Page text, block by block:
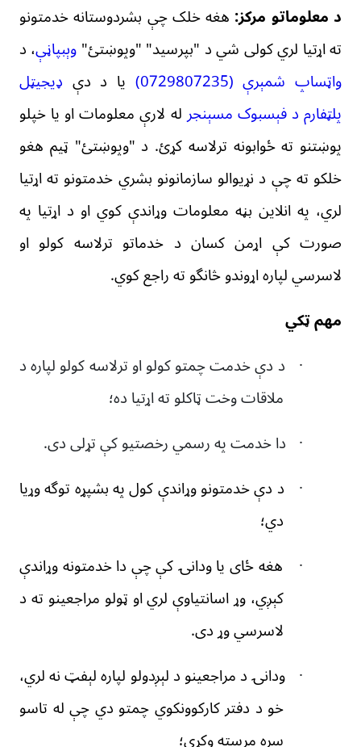
د معلوماتو مرکز: هغه خلک چې بشردوستانه خدمتونو
ته اړتیا لري کولی شي د "بپرسید" "وپوښتئ"وېبپاڼې،د
واټساپ شمېرې (0729807235)
یا د دې ډیجیټل
پلټفارم د فېسبوک مسېنجرله لارېمعلومات او یا خپلو
پوښتنو ته ځوابونه ترلاسه کړئ. د "وپوښتئ" ټیم هغو
خلکو ته چې د نړیوالو سازمانونو بشري خدمتونو ته اړتیا
لري، په انلاین بڼه معلومات وړاندې کوي او د اړتیا په
صورت کې اړمن کسان د خدماتو ترلاسه کولو او
لاسرسي لپاره اړوندوڅانگو ته راجع کوي.
مهم ټکي
· د دې خدمت چمتو کولو او ترلاسه کولو لپاره د
ملاقات وخت ټاکلو ته اړتیاده؛
· دا خدمت په رسمي رخصتیو کې تړلی دی.
· د دې خدمتونو وړاندې کول په بشپړه توگه وړیا
دي؛
· هغه ځاییا ودانۍ کې چې دا خدمتونه وړاندې
کېږي،وړاسانتیاوې لري او ټولو مراجعینو ته د
لاسرسيوړدی.
· ودانۍ د مراجعینو د لېږدولو لپاره لېفټ نهلري،
خو د دفتر کارکوونکوي چمتو دي چېله تاسو